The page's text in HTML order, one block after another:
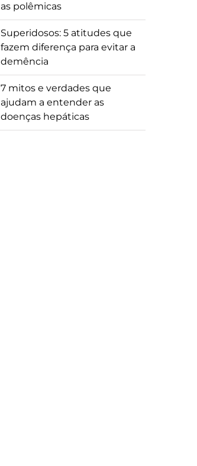
as polêmicas
Superidosos: 5 atitudes que
fazem diferença para evitar a
demência
7 mitos e verdades que
ajudam a entender as
doenças hepáticas